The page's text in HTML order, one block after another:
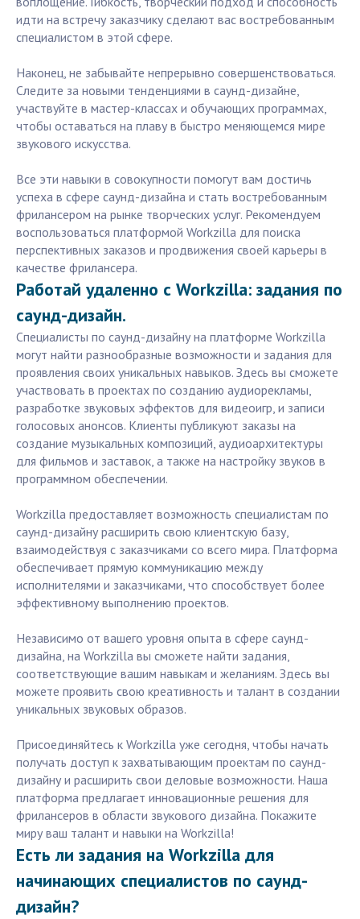
идти на встречу заказчику сделают вас востребованным
специалистом в этой сфере.
Наконец, не забывайте непрерывно совершенствоваться.
Следите за новыми тенденциями в саунд-дизайне,
участвуйте в мастер-классах и обучающих программах,
чтобы оставаться на плаву в быстро меняющемся мире
звукового искусства.
Все эти навыки в совокупности помогут вам достичь
успеха в сфере саунд-дизайна и стать востребованным
фрилансером на рынке творческих услуг. Рекомендуем
воспользоваться платформой Workzilla для поиска
перспективных заказов и продвижения своей карьеры в
качестве фрилансера.
Работай удаленно с Workzilla: задания по
саунд-дизайн.
Специалисты по саунд-дизайну на платформе Workzilla
могут найти разнообразные возможности и задания для
проявления своих уникальных навыков. Здесь вы сможете
участвовать в проектах по созданию аудиорекламы,
разработке звуковых эффектов для видеоигр, и записи
голосовых анонсов. Клиенты публикуют заказы на
создание музыкальных композиций, аудиоархитектуры
для фильмов и заставок, а также на настройку звуков в
программном обеспечении.
Workzilla предоставляет возможность специалистам по
саунд-дизайну расширить свою клиентскую базу,
взаимодействуя с заказчиками со всего мира. Платформа
обеспечивает прямую коммуникацию между
исполнителями и заказчиками, что способствует более
эффективному выполнению проектов.
Независимо от вашего уровня опыта в сфере саунд-
дизайна, на Workzilla вы сможете найти задания,
соответствующие вашим навыкам и желаниям. Здесь вы
можете проявить свою креативность и талант в создании
уникальных звуковых образов.
Присоединяйтесь к Workzilla уже сегодня, чтобы начать
получать доступ к захватывающим проектам по саунд-
дизайну и расширить свои деловые возможности. Наша
платформа предлагает инновационные решения для
фрилансеров в области звукового дизайна. Покажите
миру ваш талант и навыки на Workzilla!
Есть ли задания на Workzilla для
начинающих специалистов по саунд-
дизайн?